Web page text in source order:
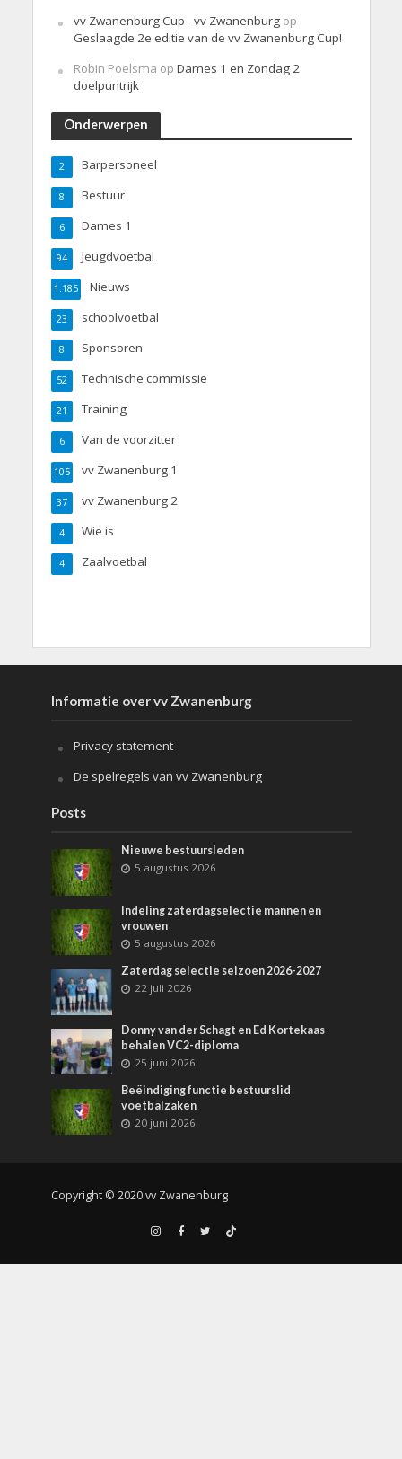
vv Zwanenburg Cup - vv Zwanenburgop
Geslaagde 2e editie van de vv Zwanenburg Cup!
Robin Poelsma op Dames 1 en Zondag 2
doelpuntrijk
Onderwerpen
Barpersoneel
2
Bestuur
8
Dames 1
6
Jeugdvoetbal
94
Nieuws
1.185
schoolvoetbal
23
Sponsoren
8
Technische commissie
52
Training
21
Van de voorzitter
6
vv Zwanenburg 1
105
vv Zwanenburg 2
37
Wie is
4
Zaalvoetbal
4
Informatie over vv Zwanenburg
Privacy statement
De spelregels van vv Zwanenburg
Posts
Nieuwe bestuursleden
5 augustus 2026
Indeling zaterdagselectie mannen en
vrouwen
5 augustus 2026
Zaterdag selectie seizoen 2026-2027
22 juli 2026
Donny van der Schagt en Ed Kortekaas
behalen VC2-diploma
25 juni 2026
Beëindiging functie bestuurslid
voetbalzaken
20 juni 2026
Copyright © 2020 vv Zwanenburg